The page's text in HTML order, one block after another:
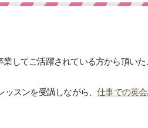
してご活躍されている方から頂い
ッスンを受講しながら、仕事での英